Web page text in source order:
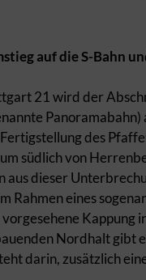
auf die S-Bahn
21 wird der
des
südlich von
dieser
Rahmen eines
Kappung
Nordhalt gibt
darin, zusätzlich